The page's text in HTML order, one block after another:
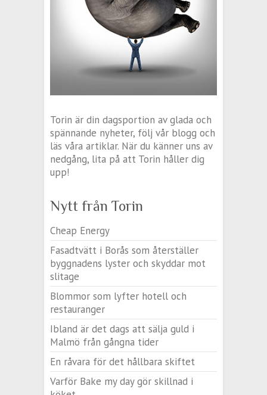
Torin är din dagsportion av glada och
spännande nyheter, följ vår blogg och
läs våra artiklar. När du känner uns av
nedgång, lita på att Torin håller dig
upp!
Nytt från Torin
Cheap Energy
Fasadtvätt i Borås som återställer
byggnadens lyster och skyddar mot
slitage
Blommor som lyfter hotell och
restauranger
Ibland är det dags att sälja guld i
Malmö från gångna tider
En råvara för det hållbara skiftet
Varför Bake my day gör skillnad i